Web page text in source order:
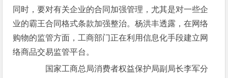
同时，要对有关企业的合同加强管理，尤其是对一些企
业的霸王合同格式条款加强整治。杨洪丰透露，在网络
购物的监管方面，工商部门正在利用信息化手段建立网
络商品交易监管平台。
国家工商总局消费者权益保护局副局长李军分